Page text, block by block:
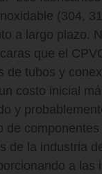
(304,
a largo plazo.
que el
de tubos y
costo inicial
y
de
de la industria
a